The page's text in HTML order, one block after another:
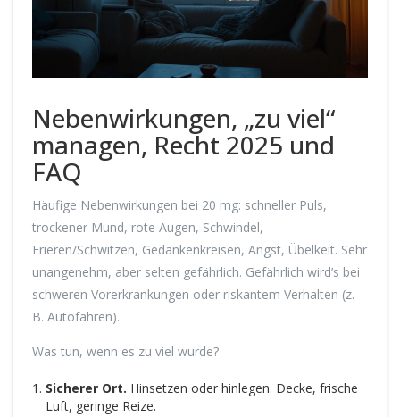
Nebenwirkungen, „zu viel“
managen, Recht 2025 und
FAQ
Häufige Nebenwirkungen bei 20 mg: schneller Puls,
trockener Mund, rote Augen, Schwindel,
Frieren/Schwitzen, Gedankenkreisen, Angst, Übelkeit. Sehr
unangenehm, aber selten gefährlich. Gefährlich wird’s bei
schweren Vorerkrankungen oder riskantem Verhalten (z.
B. Autofahren).
Was tun, wenn es zu viel wurde?
Sicherer Ort. Hinsetzen oder hinlegen. Decke, frische
Luft, geringe Reize.